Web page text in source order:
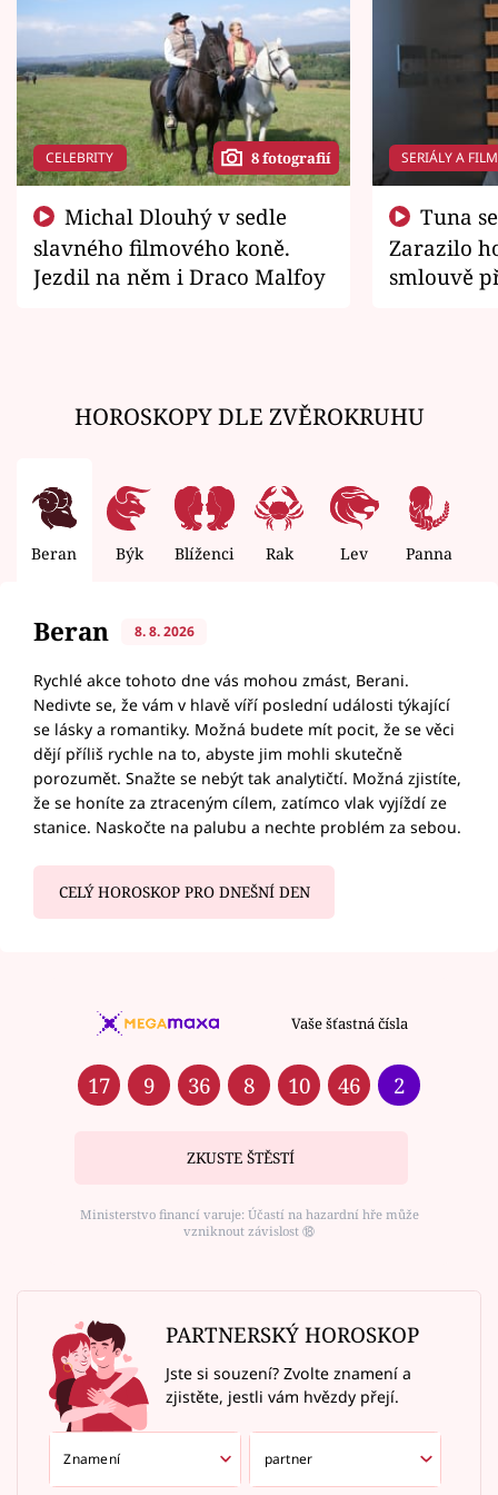
CELEBRITY 8 fotografií
slavného filmového koně.
Jezdil na něm i Draco Malfoy
SERIÁLY A
Zarazilo
smlouvě
HOROSKOPY DLE ZVĚROKRUHU
Beran Býk Blíženci Rak Lev Panna
Beran 8. 8. 2026
Rychlé akce tohoto dne vás mohou zmást, Berani.
Nedivte se, že vám v hlavě víří poslední události týkající
se lásky a romantiky. Možná budete mít pocit, že se věci
dějí příliš rychle na to, abyste jim mohli skutečně
porozumět. Snažte se nebýt tak analytičtí. Možná zjistíte,
že se honíte za ztraceným cílem, zatímco vlak vyjíždí ze
stanice. Naskočte na palubu a nechte problém za sebou.
CELÝ HOROSKOP PRO DNEŠNÍ DEN
Vaše šťastná čísla
17 9 36 8 10 46 2
ZKUSTE ŠTĚSTÍ
Ministerstvo financí varuje: Účastí na hazardní hře může
vzniknout závislost ⑱
PARTNERSKÝ HOROSKOP
Jste si souzení? Zvolte znamení a
zjistěte, jestli vám hvězdy přejí.